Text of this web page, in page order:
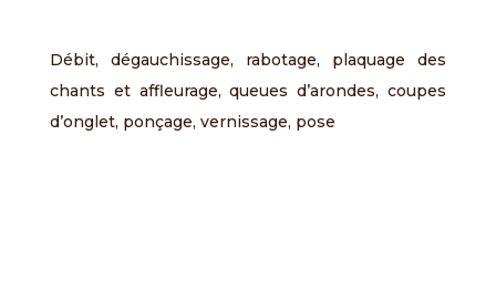
Débit, dégauchissage, rabotage, plaquage des
chants et affleurage, queues d’arondes, coupes
d’onglet, ponçage, vernissage, pose